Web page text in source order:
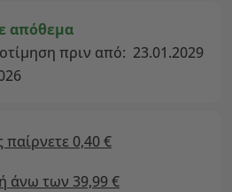
απόθεμα
πριν από: 23.01.2029
0,40 €
άνω των 39,99 €